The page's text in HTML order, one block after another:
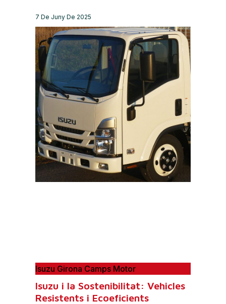
7 De Juny De 2025
Isuzu Girona Camps Motor
Isuzu i la Sostenibilitat: Vehicles
Resistents i Ecoeficients